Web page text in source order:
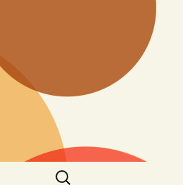
Rechercher :